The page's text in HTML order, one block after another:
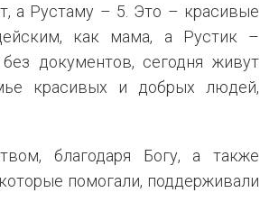
а Рустаму – 5. Это – красивые
как мама, а Рустик –
документов, сегодня живут
красивых и добрых людей,
благодаря Богу, а также
помогали, поддерживали